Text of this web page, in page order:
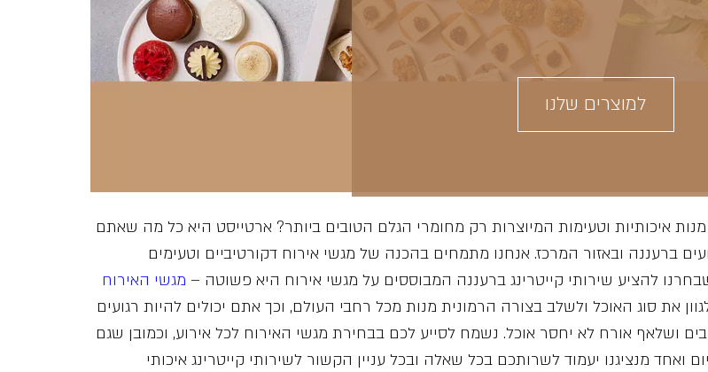
למוצרים שלנו
איכותיות וטעימות המיוצרות רק מחומרי הגלם הטובים ביותר? ארטייסט היא כל מה שאתם
ברעננה ובאזור המרכז. אנחנו מתמחים בהכנה של מגשי אירוח דקורטיביים וטעימים
להציע שירותי קייטרינג ברעננה המבוססים על מגשי אירוח היא פשוטה – מגשי האירוח
את סוג האוכל ולשלב בצורה הרמונית מנות מכל רחבי העולם, וכך אתם יכולים להיות רגועים
ושלאף אורח לא יחסר אוכל. נשמח לסייע לכם בבחירת מגשי האירוח לכל אירוע, וכמובן שגם
מנציגנו יעמוד לשרותכם בכל שאלה ובכל עניין הקשור לשירותי קייטרינג איכותי